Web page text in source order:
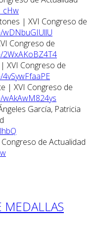
| XVI Congreso de
Congreso de
XVI Congreso de
| XVI Congreso de
García, Patricia
de Actualidad
MEDALLAS